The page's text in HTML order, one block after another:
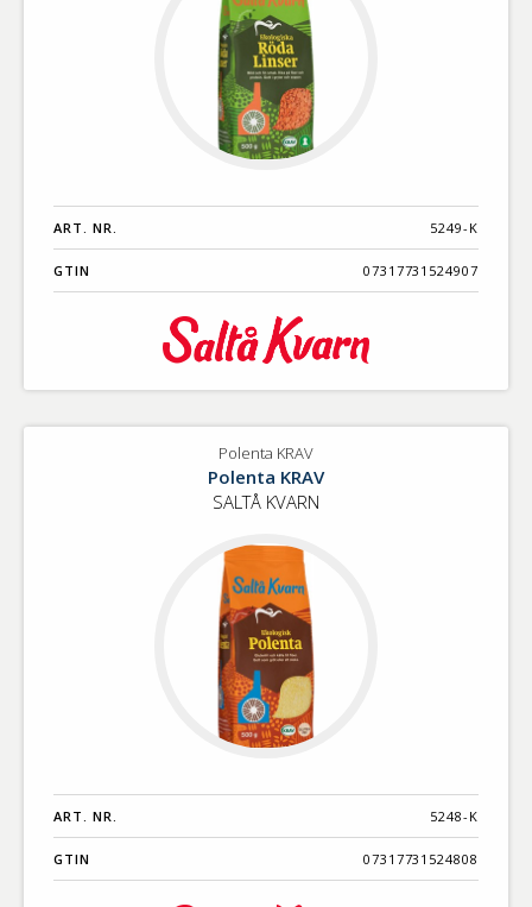
ART. NR. 5249-K
GTIN 07317731524907
Polenta KRAV
Polenta KRAV
SALTÅ KVARN
ART. NR. 5248-K
GTIN 07317731524808